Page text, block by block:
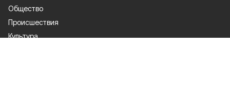
Общество
Происшествия
Культура